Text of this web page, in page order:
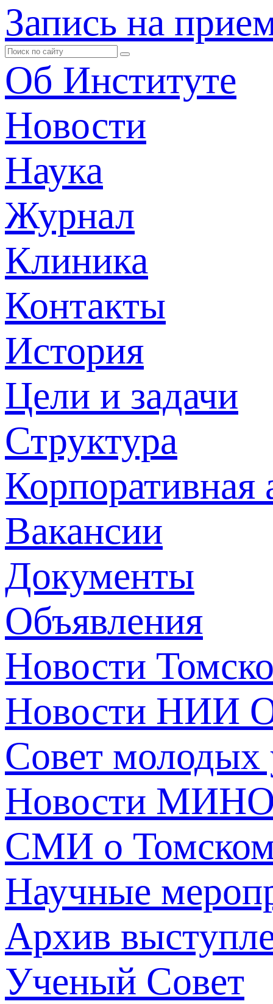
Запись на
Об Институте
Новости
Наука
Журнал
Клиника
Контакты
История
Цели и задачи
Структура
Корпоративная
Вакансии
Документы
Объявления
Новости
Новости НИИ
Совет молодых
Новости
СМИ о
Научные
Архив
Ученый Совет